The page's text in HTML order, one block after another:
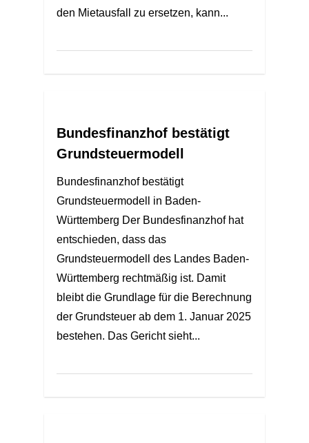
den Mietausfall zu ersetzen, kann...
Bundesfinanzhof bestätigt
Grundsteuermodell
Bundesfinanzhof bestätigt
Grundsteuermodell in Baden-
Württemberg Der Bundesfinanzhof hat
entschieden, dass das
Grundsteuermodell des Landes Baden-
Württemberg rechtmäßig ist. Damit
bleibt die Grundlage für die Berechnung
der Grundsteuer ab dem 1. Januar 2025
bestehen. Das Gericht sieht...